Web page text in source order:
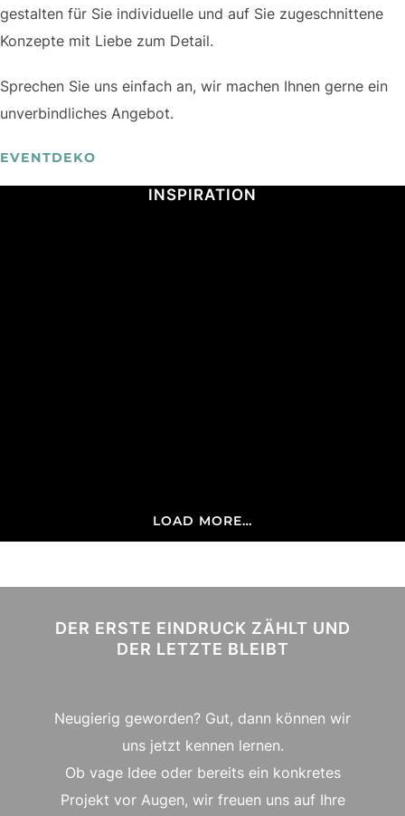
gestalten für Sie individuelle und auf Sie zugeschnittene
Konzepte mit Liebe zum Detail.
Sprechen Sie uns einfach an, wir machen Ihnen gerne ein
unverbindliches Angebot.
EVENTDEKO
INSPIRATION
LOAD MORE…
DER ERSTE EINDRUCK ZÄHLT UND
DER LETZTE BLEIBT
Neugierig geworden? Gut, dann können wir
uns jetzt kennen lernen.
Ob vage Idee oder bereits ein konkretes
Projekt vor Augen, wir freuen uns auf Ihre